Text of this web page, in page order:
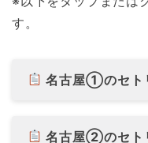
す。
名古屋①のセト
名古屋②のセト